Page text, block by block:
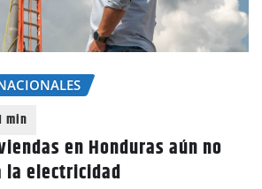
en Honduras aún no
la electricidad